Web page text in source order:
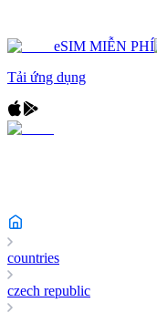
eSIM MIỄN PHÍ
Tải ứng dụng
countries
czech republic